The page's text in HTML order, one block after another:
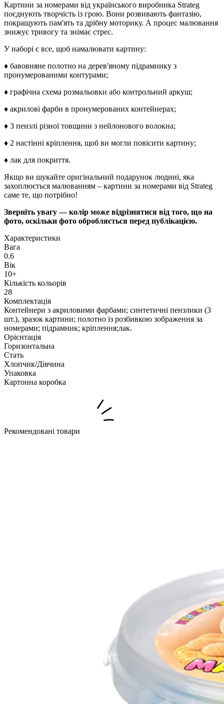
Картини за номерами від українського виробника Strateg
поєднують творчість із грою. Вони розвивають фантазію,
покращують пам'ять та дрібну моторику. А процес малювання
знижує тривогу та знімає стрес.
У наборі є все, щоб намалювати картину:
♦ бавовняне полотно на дерев'яному підрамнику з
пронумерованими контурами;
♦ графічна схема розмальовки або контрольний аркуш;
♦ акрилові фарби в пронумерованих контейнерах;
♦ 3 пензлі різної товщини з нейлонового волокна;
♦ 2 настінні кріплення, щоб ви могли повісити картину;
♦ лак для покриття.
Якщо ви шукайте оригінальний подарунок людині, яка
захоплюється малюванням – картини за номерами від Strateg
саме те, що потрібно!
Зверніть увагу — колір може відрізнятися від того, що на
фото, оскільки фото обробляється перед публікацією.
Характеристики
Вага
0.6
Вік
10+
Кількість кольорів
28
Комплектація
Контейнери з акриловими фарбами; синтетичні пензлики (3
шт.), зразок картини; полотно із розбивкою зображення за
номерами; підрамник; кріплення;лак.
Орієнтація
Горизонтальна
Стать
Хлопчик/Дiвчина
Упаковка
Картонна коробка
Рекомендовані товари